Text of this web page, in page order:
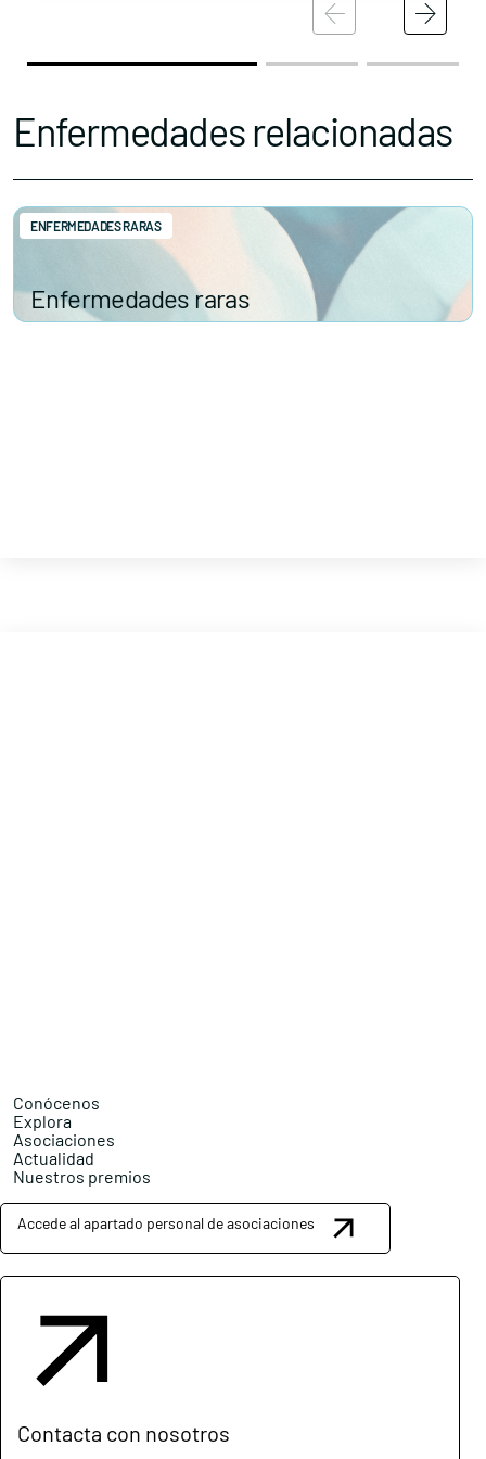
Enfermedades relacionadas
Enfermedades raras
ENFERMEDADES RARAS
Conócenos
Explora
Asociaciones
Actualidad
Nuestros premios
Accede al apartado personal de asociaciones
Contacta con nosotros